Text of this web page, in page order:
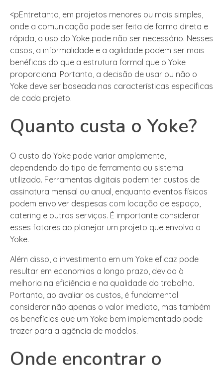
<pEntretanto, em projetos menores ou mais simples,
onde a comunicação pode ser feita de forma direta e
rápida, o uso do Yoke pode não ser necessário. Nesses
casos, a informalidade e a agilidade podem ser mais
benéficas do que a estrutura formal que o Yoke
proporciona. Portanto, a decisão de usar ou não o
Yoke deve ser baseada nas características específicas
de cada projeto.
Quanto custa o Yoke?
O custo do Yoke pode variar amplamente,
dependendo do tipo de ferramenta ou sistema
utilizado. Ferramentas digitais podem ter custos de
assinatura mensal ou anual, enquanto eventos físicos
podem envolver despesas com locação de espaço,
catering e outros serviços. É importante considerar
esses fatores ao planejar um projeto que envolva o
Yoke.
Além disso, o investimento em um Yoke eficaz pode
resultar em economias a longo prazo, devido à
melhoria na eficiência e na qualidade do trabalho.
Portanto, ao avaliar os custos, é fundamental
considerar não apenas o valor imediato, mas também
os benefícios que um Yoke bem implementado pode
trazer para a agência de modelos.
Onde encontrar o